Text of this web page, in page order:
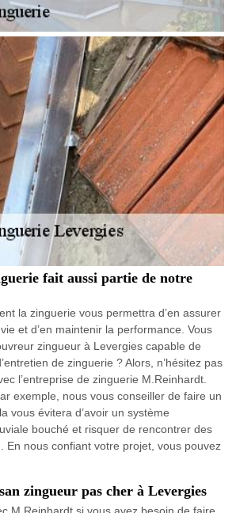
fait aussi partie de notre
la zinguerie vous permettra d’en assurer
et d’en maintenir la performance. Vous
zingueur à Levergies capable de
de zinguerie ? Alors, n’hésitez pas
l’entreprise de zinguerie M.Reinhardt.
exemple, nous vous conseiller de faire un
vous évitera d’avoir un système
bouché et risquer de rencontrer des
En nous confiant votre projet, vous pouvez
zingueur pas cher à Levergies